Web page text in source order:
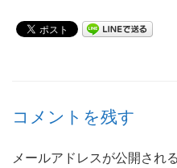
コメントを残す
メールアドレスが公開され